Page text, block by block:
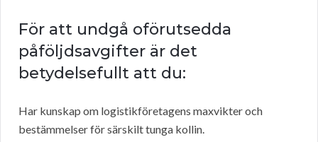
För att undgå oförutsedda
påföljdsavgifter är det
betydelsefullt att du:
Har kunskap om logistikföretagens maxvikter och
bestämmelser för särskilt tunga kollin.